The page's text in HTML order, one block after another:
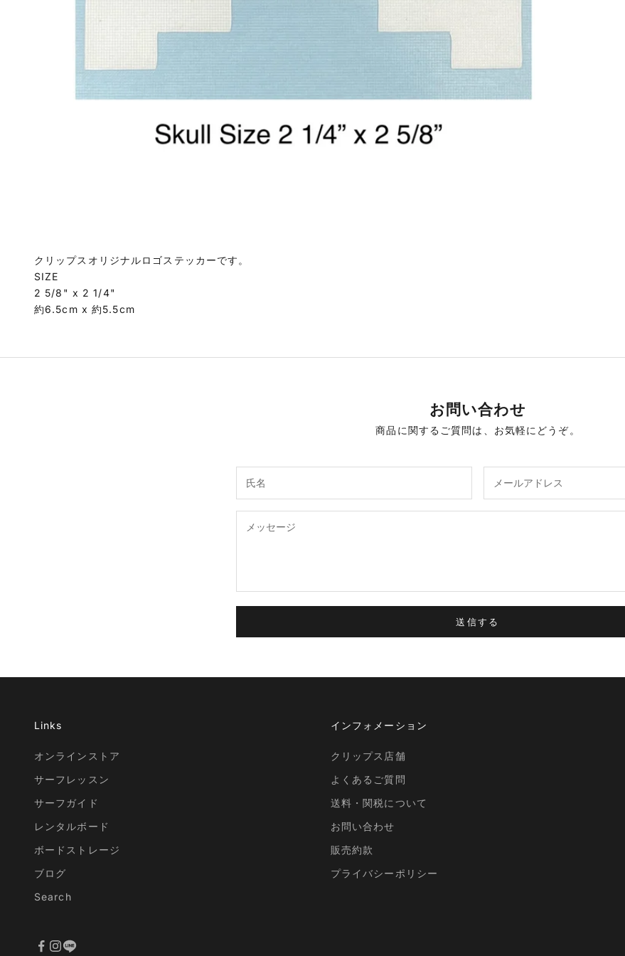
クリップスオリジナルロゴステッカーです。
SIZE
2 5/8" x 2 1/4"
約6.5cm x 約5.5cm
お問い合わせ
商品に関するご質問は、お気軽にどうぞ。
送信する
Links
オンラインストア
サーフレッスン
サーフガイド
レンタルボード
ボードストレージ
ブログ
Search
インフォメーション
クリップス店舗
よくあるご質問
送料・関税について
お問い合わせ
販売約款
プライバシーポリシー